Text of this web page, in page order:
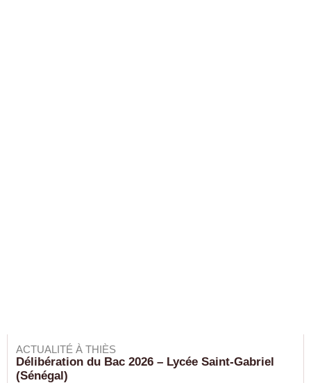
ACTUALITÉ À THIÈS
Délibération du Bac 2026 – Lycée Saint-Gabriel
(Sénégal)